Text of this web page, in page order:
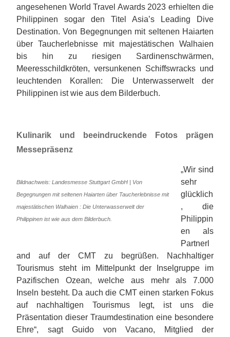
angesehenen World Travel Awards 2023 erhielten die
Philippinen sogar den Titel Asia’s Leading Dive
Destination. Von Begegnungen mit seltenen Haiarten
über Taucherlebnisse mit majestätischen Walhaien
bis hin zu riesigen Sardinenschwärmen,
Meeresschildkröten, versunkenen Schiffswracks und
leuchtenden Korallen: Die Unterwasserwelt der
Philippinen ist wie aus dem Bilderbuch.
Kulinarik und beeindruckende Fotos prägen
Messepräsenz
Bildnachweis: Landesmesse Stuttgart GmbH | Von
Begegnungen mit seltenen Haiarten über Taucherlebnisse mit
majestätischen Walhaien : Die Unterwasserwelt der
Philippinen ist wie aus dem Bilderbuch.
„Wir sind
sehr
glücklich
, die
Philippin
en als
Partnerl
and auf der CMT zu begrüßen. Nachhaltiger
Tourismus steht im Mittelpunkt der Inselgruppe im
Pazifischen Ozean, welche aus mehr als 7.000
Inseln besteht. Da auch die CMT einen starken Fokus
auf nachhaltigen Tourismus legt, ist uns die
Präsentation dieser Traumdestination eine besondere
Ehre“, sagt Guido von Vacano, Mitglied der